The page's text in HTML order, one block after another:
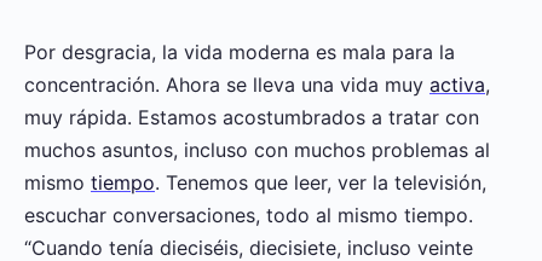
Por desgracia, la vida moderna es mala para la
concentración. Ahora se lleva una vida muy activa,
muy rápida. Estamos acostumbrados a tratar con
muchos asuntos, incluso con muchos problemas al
mismo tiempo. Tenemos que leer, ver la televisión,
escuchar conversaciones, todo al mismo tiempo.
“Cuando tenía dieciséis, diecisiete, incluso veinte